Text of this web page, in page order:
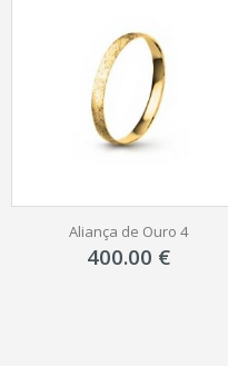
Aliança de Ouro 4
400.00 €